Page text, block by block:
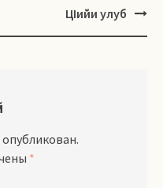
ЦIийи улуб
*